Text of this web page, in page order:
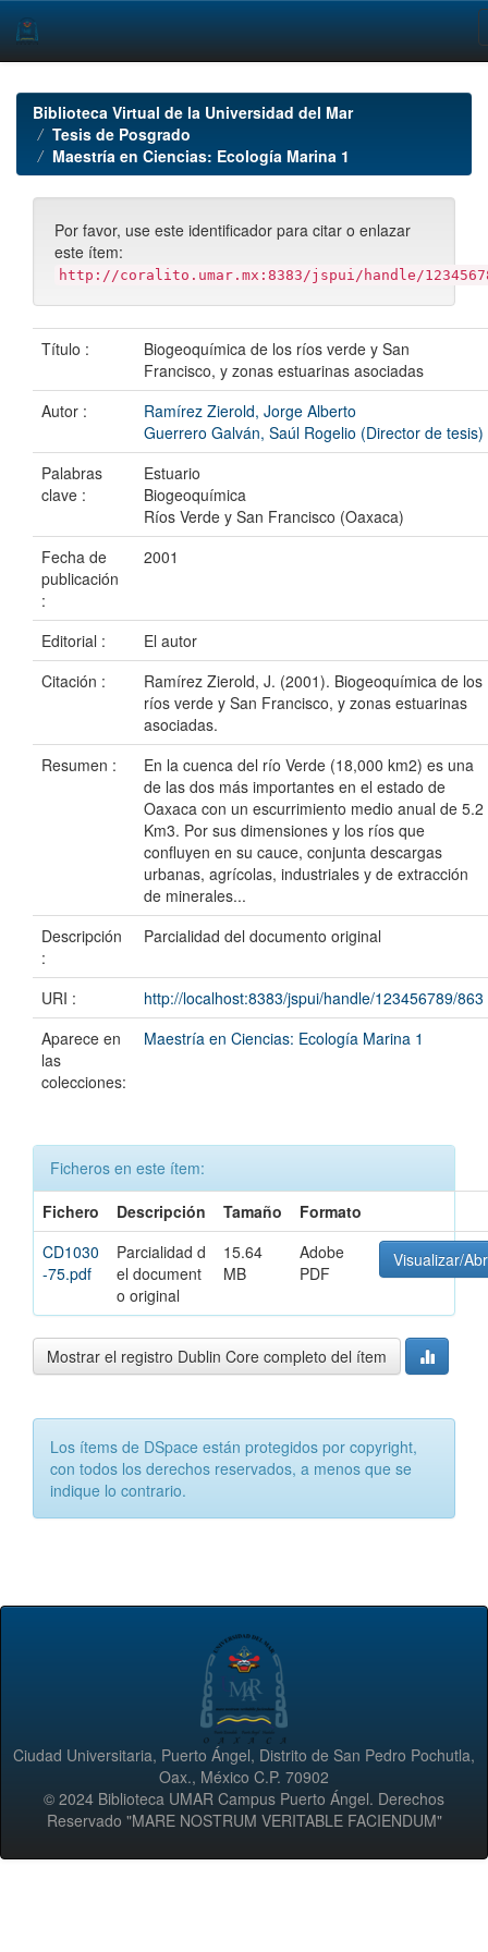
navigationBiblioteca Virtual de la Universidad del Mar
Tesis de Posgrado
Maestría en Ciencias: Ecología Marina 1
Por favor, use este identificador para citar o enlazar
este ítem:
http://coralito.umar.mx:8383/jspui/handle/
Título :
Biogeoquímica de los ríos verde y San
Francisco, y zonas estuarinas asociadas
Autor :
Ramírez Zierold, Jorge Alberto
Guerrero Galván, Saúl Rogelio (Director de tesis)
Palabras
clave :
Estuario
Biogeoquímica
Ríos Verde y San Francisco (Oaxaca)
Fecha de
publicación
:
2001
Editorial :
El autor
Citación :
Ramírez Zierold, J. (2001). Biogeoquímica de los
ríos verde y San Francisco, y zonas estuarinas
asociadas.
Resumen :
En la cuenca del río Verde (18,000 km2) es una
de las dos más importantes en el estado de
Oaxaca con un escurrimiento medio anual de 5.2
Km3. Por sus dimensiones y los ríos que
confluyen en su cauce, conjunta descargas
urbanas, agrícolas, industriales y de extracción
de minerales...
Descripción
:
Parcialidad del documento original
URI :
http://localhost:8383/jspui/handle/123456789/863
Aparece en
las
colecciones:
Maestría en Ciencias: Ecología Marina 1
Ficheros en este ítem:
Fichero
Descripción Tamaño
Formato
CD1030
-75.pdf
Parcialidad d
el document
o original
15.64
MB
Adobe
PDF
Visualizar/
Mostrar el registro Dublin Core completo del ítem
Los ítems de DSpace están protegidos por copyright,
con todos los derechos reservados, a menos que se
indique lo contrario.
Ciudad Universitaria, Puerto Ángel, Distrito de San Pedro Pochutla,
Oax., México C.P. 70902
© 2024 Biblioteca UMAR Campus Puerto Ángel. Derechos
Reservado "MARE NOSTRUM VERITABLE FACIENDUM"